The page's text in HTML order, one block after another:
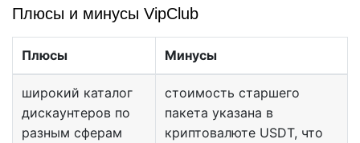
Плюсы и минусы VipClub
Плюсы Минусы
широкий каталог
дискаунтеров по
разным сферам
стоимость старшего
пакета указана в
криптовалюте USDT, что